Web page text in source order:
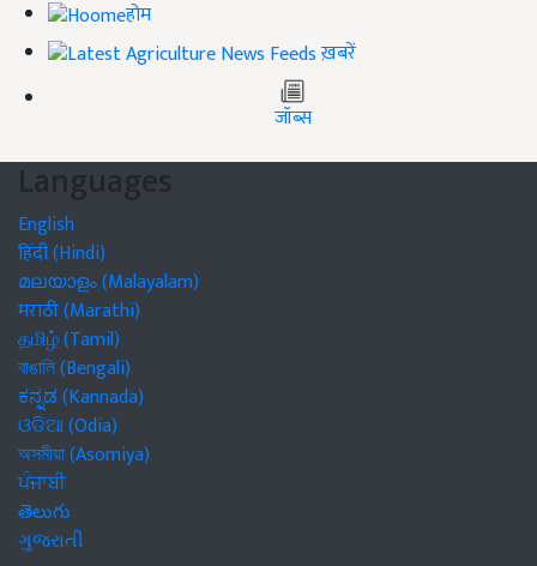
होम
ख़बरें
जॉब्स
Languages
English
हिंदी (Hindi)
മലയാളം (Malayalam)
मराठी (Marathi)
தமிழ் (Tamil)
বাঙালি (Bengali)
ಕನ್ನಡ (Kannada)
ଓଡିଆ (Odia)
অসমীয়া (Asomiya)
ਪੰਜਾਬੀ
తెలుగు
ગુજરાતી